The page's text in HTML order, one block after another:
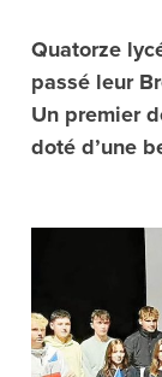
Quatorze
passé leur
Un premier
doté d’une